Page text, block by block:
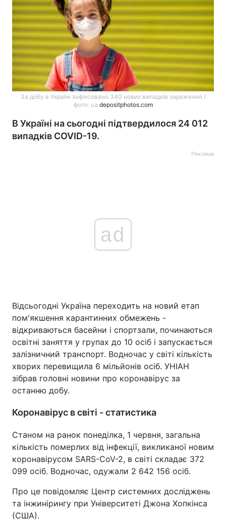
За добу в Україні зафіксовано 340 нових випадків зараження /
фото: ua.depositphotos.com
В Україні на сьогодні підтвердилося 24 012
випадків COVID-19.
Реклама
ad
Відсьогодні Україна переходить на новий етап
пом'якшення карантинних обмежень -
відкриваються басейни і спортзали, починаються
освітні заняття у групах до 10 осіб і запускається
залізничний транспорт. Водночас у світі кількість
хворих перевищила 6 мільйонів осіб. УНІАН
зібрав головні новини про коронавірус за
останню добу.
Коронавірус в світі - статистика
Станом на ранок понеділка, 1 червня, загальна
кількість померлих від інфекції, викликаної новим
коронавірусом SARS-CoV-2, в світі складає 372
099 осіб. Водночас, одужали 2 642 156 осіб.
Про це повідомляє Центр системних досліджень
та інжинірингу при Університеті Джона Хопкінса
(США).